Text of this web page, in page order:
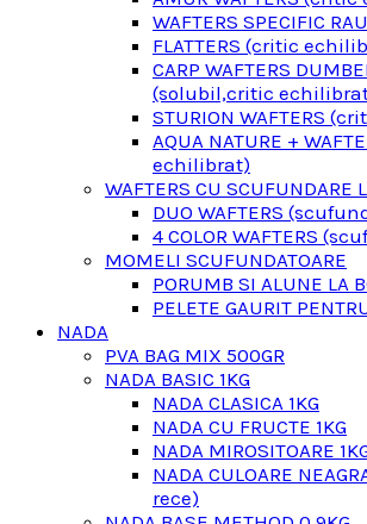
WAFTERS SPECIFIC RAU
FLATTERS (critic
CARP WAFTERS
(solubil,critic
STURION WAFTERS
AQUA NATURE +
echilibrat)
WAFTERS CU SCUFUNDARE
DUO WAFTERS
4 COLOR WAFTERS
MOMELI SCUFUNDATOARE
PORUMB SI ALUNE LA
PELETE GAURIT
NADA
PVA BAG MIX 500GR
NADA BASIC 1KG
NADA CLASICA 1KG
NADA CU FRUCTE 1KG
NADA MIROSITOARE
NADA CULOARE
rece)